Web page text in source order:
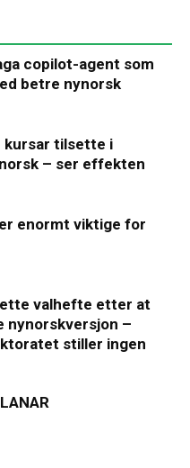
copilot-agent som
betre nynorsk
kursar tilsette i
– ser effekten
enormt viktige for
valhefte etter at
nynorskversjon –
stiller ingen